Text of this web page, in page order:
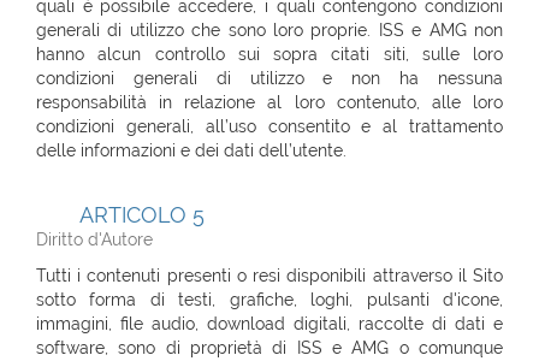
quali è possibile accedere, i quali contengono condizioni
generali di utilizzo che sono loro proprie. ISS e AMG non
hanno alcun controllo sui sopra citati siti, sulle loro
condizioni generali di utilizzo e non ha nessuna
responsabilità in relazione al loro contenuto, alle loro
condizioni generali, all’uso consentito e al trattamento
delle informazioni e dei dati dell’utente.
ARTICOLO 5
Diritto d'Autore
Tutti i contenuti presenti o resi disponibili attraverso il Sito
sotto forma di testi, grafiche, loghi, pulsanti d'icone,
immagini, file audio, download digitali, raccolte di dati e
software, sono di proprietà di ISS e AMG o comunque